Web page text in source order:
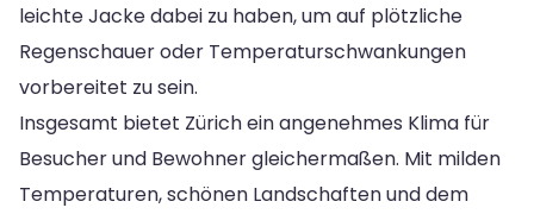
leichte Jacke dabei zu haben, um auf plötzliche
Regenschauer oder Temperaturschwankungen
vorbereitet zu sein.
Insgesamt bietet Zürich ein angenehmes Klima für
Besucher und Bewohner gleichermaßen. Mit milden
Temperaturen, schönen Landschaften und dem